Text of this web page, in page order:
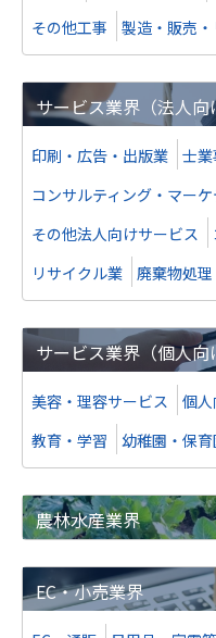
その他工事
製造・販売・
サービス業界（法人向
印刷・広告・出版業
士
コンサルティング・マー
その他法人向けサービス
リサイクル業
廃棄物処理
サービス業界（個人向
美容・理容サービス 個
教育・学習
幼稚園・保
農林水産業界
EC・小売業界